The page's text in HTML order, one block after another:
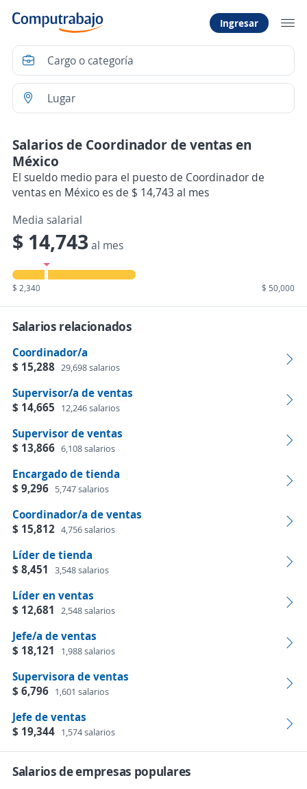
Ingresar
Salarios de Coordinador de ventas en
México
El sueldo medio para el puesto de Coordinador de
ventas en México es de $ 14,743 al mes
Media salarial
$ 14,743al mes
$ 2,340 $ 50,000
Salarios relacionados
Coordinador/a
$ 15,288 29,698 salarios
Supervisor/a de ventas
$ 14,665
12,246 salarios
Supervisor de ventas
$ 13,866 6,108 salarios
Encargado de tienda
$ 9,296 5,747 salarios
Coordinador/a de ventas
$ 15,812 4,756 salarios
Líder de tienda
$ 8,451
3,548 salarios
Líder en ventas
$ 12,681
2,548 salarios
Jefe/a de ventas
$ 18,121
1,988 salarios
Supervisora de ventas
$ 6,796 1,601 salarios
Jefe de ventas
$ 19,344 1,574 salarios
Salarios de empresas populares